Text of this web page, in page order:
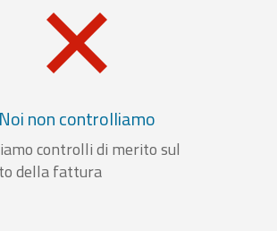
Noi non controlliamo
controlli di merito sul
della fattura